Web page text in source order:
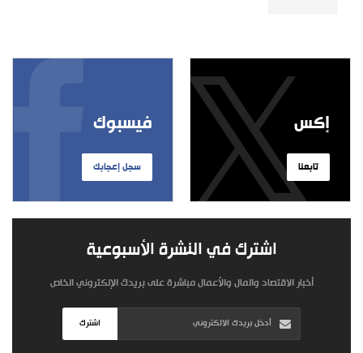
فيسبوك
سجل إعجابك
إكس
تابعنا
اشترك في النشرة الأسبوعية
أخبار الاقتصاد والمال والأعمال مباشرة على بريدك الإلكتروني الخاص
اشترك